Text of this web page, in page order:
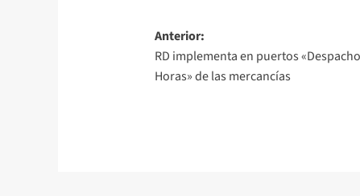
Anterior:
RD implementa en puertos
Horas» de las mercancías